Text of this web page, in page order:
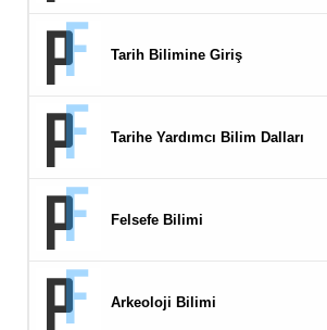
Tarih Bilimine Giriş
Tarihe Yardımcı Bilim Dalları
Felsefe Bilimi
Arkeoloji Bilimi